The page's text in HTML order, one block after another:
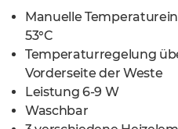
Manuelle
53°C
Temperaturregelung
Vorderseite der Weste
Leistung 6-9 W
Waschbar